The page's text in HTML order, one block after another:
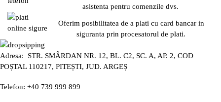
asistenta pentru comenzile dvs.
Oferim posibilitatea de a plati cu card bancar in
siguranta prin procesatorul de plati.
Adresa: STR. SMÂRDAN NR. 12, BL. C2, SC. A, AP. 2, COD
POȘTAL 110217, PITEȘTI, JUD. ARGEȘ
Telefon: +40 739 999 899